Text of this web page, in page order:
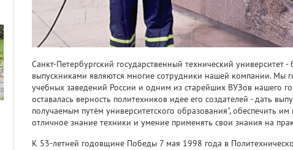
Санкт-Петербургский государственный технический университет
выпускниками являются многие сотрудники нашей компании. Мы
учебных заведений России и одним из старейших ВУЗов нашего
оставалась верность политехников идее его создателей - дать
получаемым путём университетского образования", обеспечить
отличное знание техники и умение применять свои знания на
К 53-летней годовщине Победы 7 мая 1998 года в